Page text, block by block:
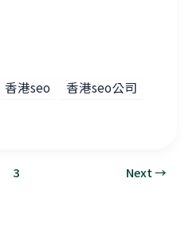
香港seo
香港seo公司
3 Next→